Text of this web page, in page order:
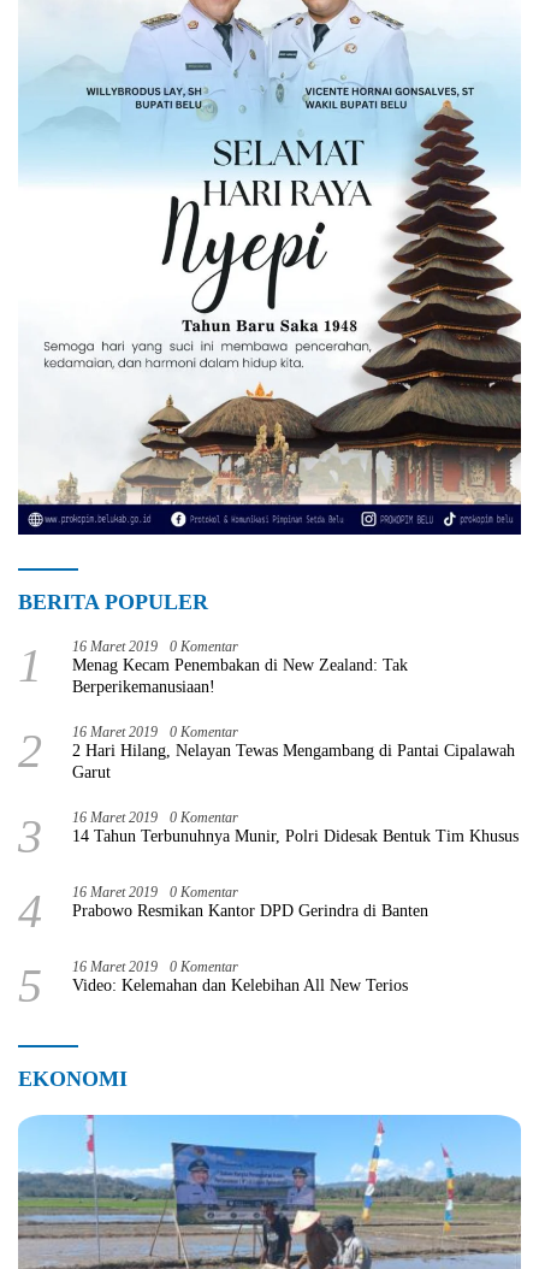
BERITA POPULER
1 16 Maret 2019 0 Komentar
Menag Kecam Penembakan di New Zealand: Tak
Berperikemanusiaan!
2 16 Maret 2019 0 Komentar
2 Hari Hilang, Nelayan Tewas Mengambang di Pantai Cipalawah
Garut
3 16 Maret 2019 0 Komentar
14 Tahun Terbunuhnya Munir, Polri Didesak Bentuk Tim Khusus
4 16 Maret 2019 0 Komentar
Prabowo Resmikan Kantor DPD Gerindra di Banten
5 16 Maret 2019 0 Komentar
Video: Kelemahan dan Kelebihan All New Terios
EKONOMI